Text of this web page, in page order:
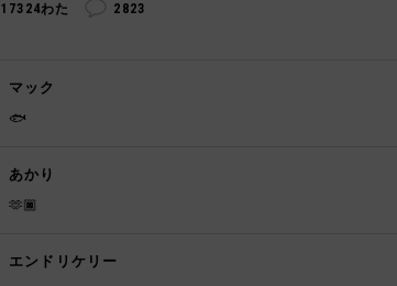
17324わた 2823
マック
🐟
あかり
🫶🏿
エンドリケリー